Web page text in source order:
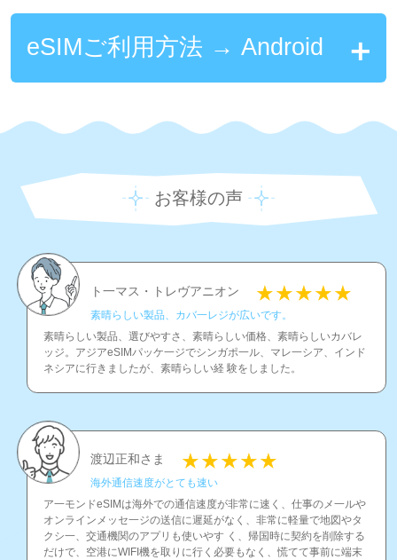
eSIMご利用方法 → Android
お客様の声
ト一マス・トレヴアニオン
素晴らしい製品、カバ一レジが広いです。
素晴らしい製品、選びやすさ、素晴らしい価格、素晴らしいカバレ
ッジ。アジアeSIMパッケ一ジでシンガポ一ル、マレ一シア、インド
ネシアに行きましたが、素晴らしい経 験をしました。
渡辺正和さま
海外通信速度がとても速い
ア一モンドeSIMは海外での通信速度が非常に速く、仕事のメ一ルや
オンラインメッセ一ジの送信に遲延がなく、非常に軽量で地図やタ
クシ一、交通機関のアプリも使いやす く、帰国時に契約を削除する
だけで、空港にWIFI機を取りに行く必要もなく、慌てて事前に端末